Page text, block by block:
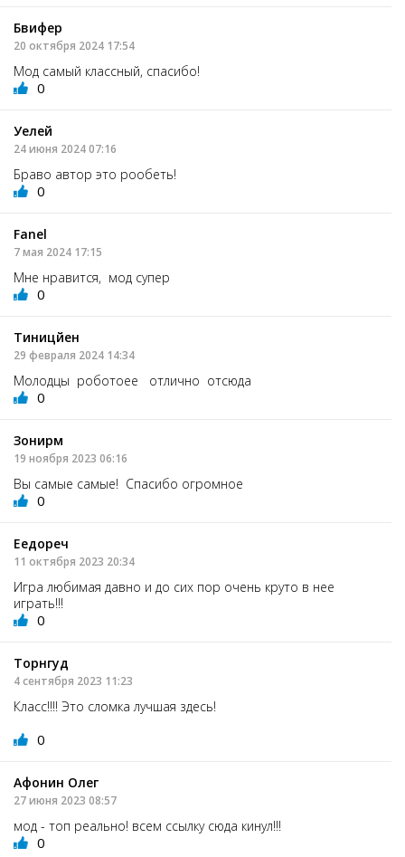
Бвифер
20 октября 2024 17:54
Мод самый классный, спасибо!
0
Уелей
24 июня 2024 07:16
Браво автор это рообеть!
0
Fanel
7 мая 2024 17:15
Мне нравится, мод супер
0
Тиницйен
29 февраля 2024 14:34
Молодцы роботоее отлично отсюда
0
Зонирм
19 ноября 2023 06:16
Вы самые самые! Спасибо огромное
0
Еедореч
11 октября 2023 20:34
Игра любимая давно и до сих пор очень круто в нее
играть!!!
0
Торнгуд
4 сентября 2023 11:23
Класс!!!! Это сломка лучшая здесь!
0
Афонин Олег
27 июня 2023 08:57
мод - топ реально! всем ссылку сюда кинул!!!
0